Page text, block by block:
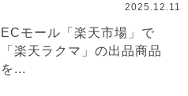
2025.12.11
ECモール「楽天市場」で
「楽天ラクマ」の出品商品
を...